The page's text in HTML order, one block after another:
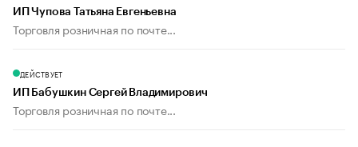
ИП Чупова Татьяна Евгеньевна
Торговля розничная по почте...
ДЕЙСТВУЕТ
ИП Бабушкин Сергей Владимирович
Торговля розничная по почте...